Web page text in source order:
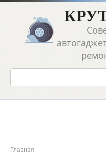
Перейти
контенту
Поиск:
Главная